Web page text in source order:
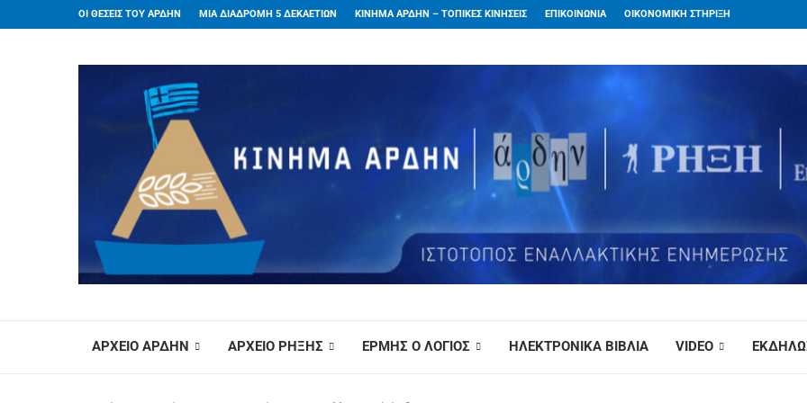
ΟΙ ΘΕΣΕΙΣ ΤΟΥ ΑΡΔΗΝ ΜΙΑ ΔΙΑΔΡΟΜΗ 5 ΔΕΚΑΕΤΙΩΝ ΚΙΝΗΜΑ ΑΡΔΗΝ – ΤΟΠΙΚΕΣ ΚΙΝΗΣΕΙΣ ΕΠΙΚΟΙΝΩΝΙΑ ΟΙΚΟΝΟΜΙΚΗ ΣΤΗΡΙΞΗ
ΑΡΧΕΙΟ ΑΡΔΗΝ ΑΡΧΕΙΟ ΡΗΞΗΣ ΕΡΜΗΣ Ο ΛΟΓΙΟΣ ΗΛΕΚΤΡΟΝΙΚΑ ΒΙΒΛΙΑ VIDEO